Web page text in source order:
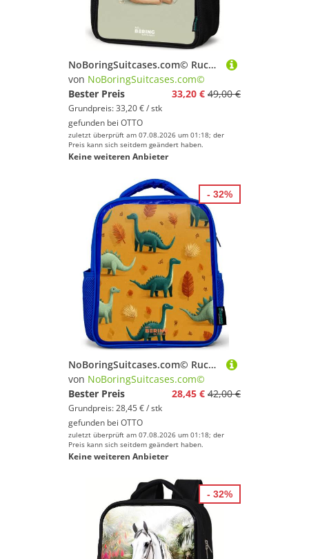
NoBoringSuitcases.com© Rucksack Ein Braunbär mit einem Buch - Grün, Kinderrucksack Schwarz, Schulrucksack, Freizeitrucksack Jungen Mädchen
von NoBoringSuitcases.com©
Bester Preis
33,20 € 49,00 €
Grundpreis: 33,20 € / stk
gefunden bei OTTO
zuletzt überprüft am 07.08.2026 um 01:18; der
Preis kann sich seitdem geändert haben.
Keine weiteren Anbieter
NoBoringSuitcases.com© Rucksack Blau - Langhälse in herbstlicher Landschaft, Kinderrucksack, Schulrucksack, Freizeitrucksack, Jungen, Kindergarten
von NoBoringSuitcases.com©
Bester Preis
28,45 € 42,00 €
Grundpreis: 28,45 € / stk
gefunden bei OTTO
zuletzt überprüft am 07.08.2026 um 01:18; der
Preis kann sich seitdem geändert haben.
Keine weiteren Anbieter
- 32%
- 32%